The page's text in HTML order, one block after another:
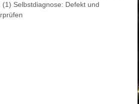
Selbstdiagnose: Defekt und